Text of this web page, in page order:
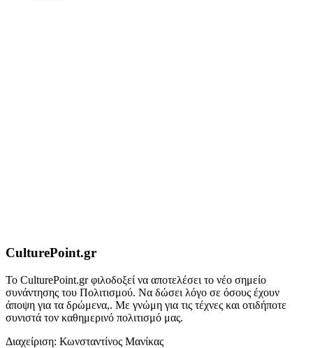
CulturePoint.gr
Το CulturePoint.gr φιλοδοξεί να αποτελέσει το νέο σημείο
συνάντησης του Πολιτισμού. Να δώσει λόγο σε όσους έχουν
άποψη για τα δρώμενα,. Με γνώμη για τις τέχνες και οτιδήποτε
συνιστά τον καθημερινό πολιτισμό μας.
Διαχείριση: Κωνσταντίνος Μανίκας